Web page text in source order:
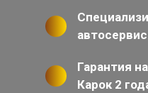
Гарантия
Карок 2